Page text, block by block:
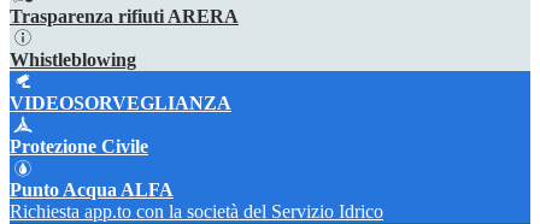
Trasparenza rifiuti ARERA
Whistleblowing
VIDEOSORVEGLIANZA
Protezione Civile
Punto Acqua ALFA
Richiesta app.to con la società del Servizio Idrico